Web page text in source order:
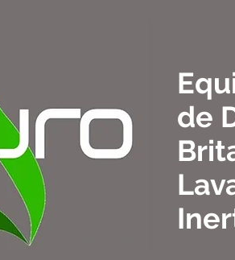
de